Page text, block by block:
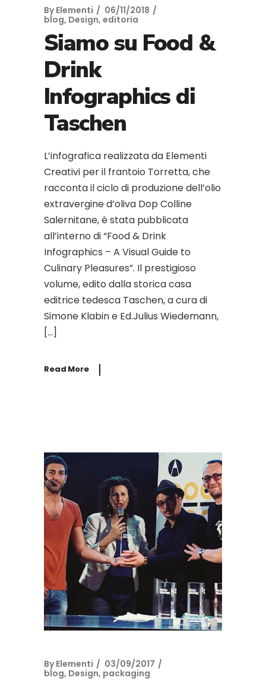
By Elementi
06/11/2018
blog, Design, editoria
Siamo su Food &
Drink
Infographics di
Taschen
L’infografica realizzata da Elementi
Creativi per il frantoio Torretta, che
racconta il ciclo di produzione dell’olio
extravergine d’oliva Dop Colline
Salernitane, è stata pubblicata
all’interno di “Food & Drink
Infographics – A Visual Guide to
Culinary Pleasures”. Il prestigioso
volume, edito dalla storica casa
editrice tedesca Taschen, a cura di
Simone Klabin e Ed.Julius Wiedemann,
[…]
Read More
By Elementi
03/09/2017
blog, Design, packaging